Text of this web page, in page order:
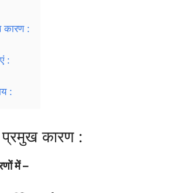
कारण :
:
:
प्रमुख कारण :
में –